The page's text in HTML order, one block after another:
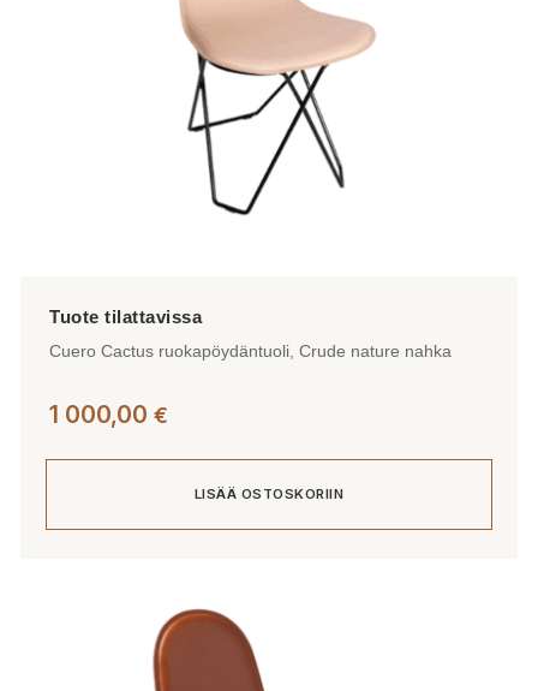
Cuero Cactus ruokapöydäntuoli, Crude nature nahka
1 000,00 €
LISÄÄ OSTOSKORIIN